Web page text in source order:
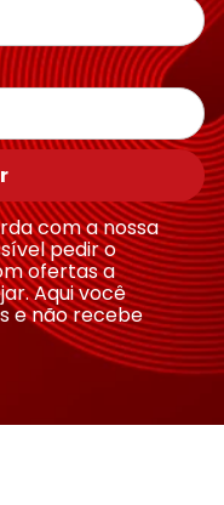
com a nossa
pedir o
ofertas a
Aqui você
e não recebe